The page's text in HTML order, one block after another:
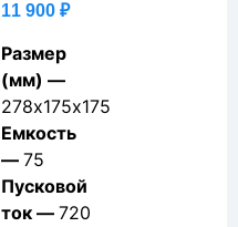
11 900 ₽
Размер
(мм) —
278х175х175
Емкость
— 75
Пусковой
ток — 720